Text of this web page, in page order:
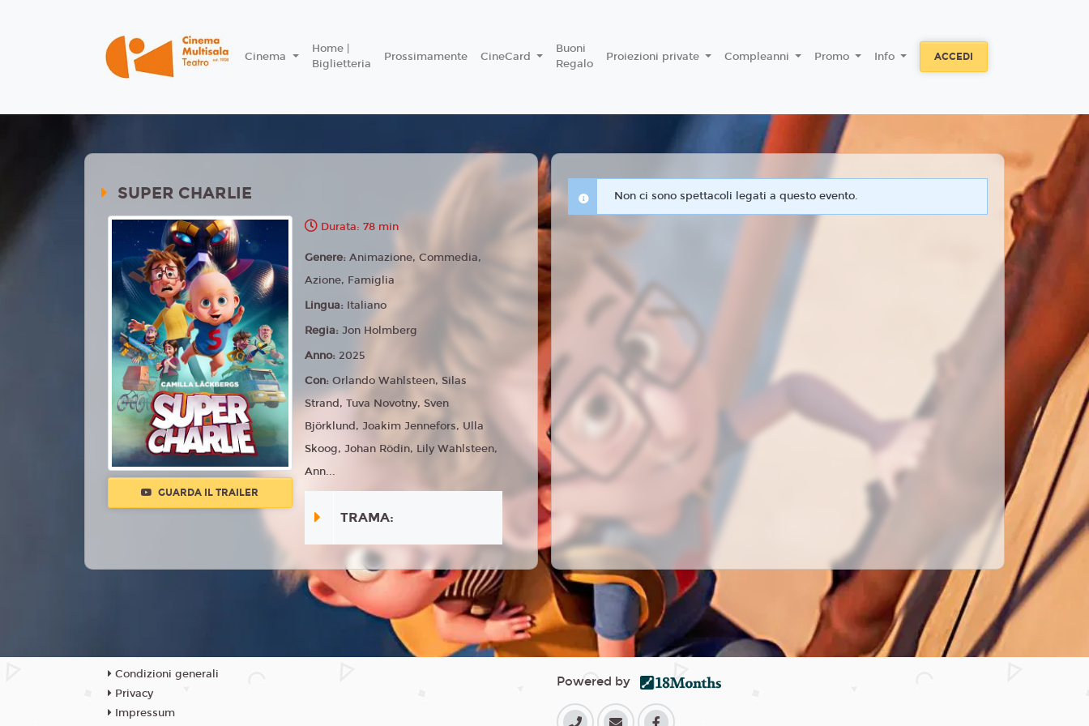
Cinema
Home |
Biglietteria
Prossimamente CineCard
Buoni
Regalo
Proiezioni private Compleanni Promo Info ACCEDI
SUPER CHARLIE
GUARDA IL TRAILER
Durata: 78 min
Genere:Animazione, Commedia,
Azione, Famiglia
Lingua: Italiano
Regia:Jon Holmberg
Anno:2025
Con:Orlando Wahlsteen, Silas
Strand, Tuva Novotny, Sven
Björklund, Joakim Jennefors, Ulla
Skoog, Johan Rödin, Lily Wahlsteen,
Ann...
TRAMA:
Non ci sono spettacoli legati a questo evento.
Condizioni generali
Privacy
Impressum
Powered by